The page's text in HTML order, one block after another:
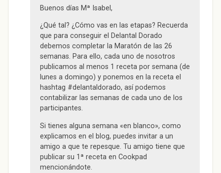
Buenos días Mª Isabel,
¿Qué tal? ¿Cómo vas en las etapas? Recuerda
que para conseguir el Delantal Dorado
debemos completar la Maratón de las 26
semanas. Para ello, cada uno de nosotros
publicamos al menos 1 receta por semana (de
lunes a domingo) y ponemos en la receta el
hashtag #delantaldorado, así podemos
contabilizar las semanas de cada uno de los
participantes.
Si tienes alguna semana «en blanco», como
explicamos en el blog, puedes invitar a un
amigo a que te repesque. Tu amigo tiene que
publicar su 1ª receta en Cookpad
mencionándote.